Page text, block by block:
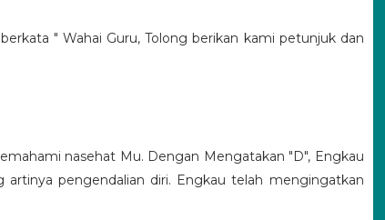
" Wahai Guru, Tolong berikan kami petunjuk dan
nasehat Mu. Dengan Mengatakan "D", Engkau
pengendalian diri. Engkau telah mengingatkan